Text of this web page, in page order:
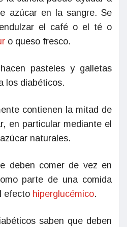
azúcar en la sangre. Se
el café o el té o
o queso fresco.
pasteles y galletas
los diabéticos.
contienen la mitad de
en particular mediante el
naturales.
deben comer de vez en
parte de una comida
efecto hiperglucémico.
saben que deben